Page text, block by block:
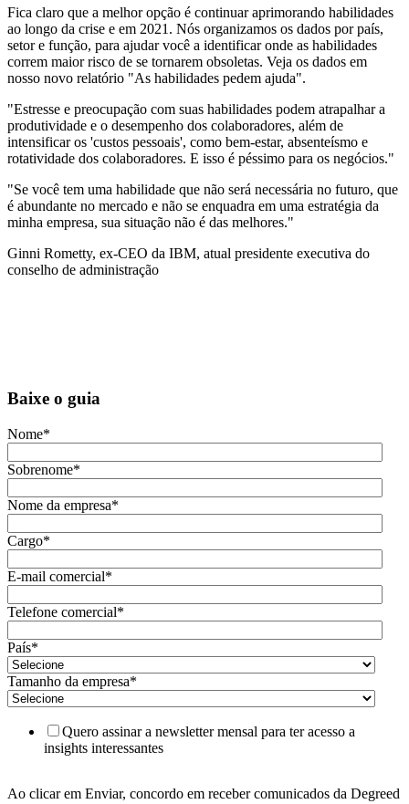
Fica claro que a melhor opção é continuar aprimorando habilidades
ao longo da crise e em 2021. Nós organizamos os dados por país,
setor e função, para ajudar você a identificar onde as habilidades
correm maior risco de se tornarem obsoletas. Veja os dados em
nosso novo relatório "As habilidades pedem ajuda".
"Estresse e preocupação com suas habilidades podem atrapalhar a
produtividade e o desempenho dos colaboradores, além de
intensificar os 'custos pessoais', como bem-estar, absenteísmo e
rotatividade dos colaboradores. E isso é péssimo para os negócios."
"Se você tem uma habilidade que não será necessária no futuro, que
é abundante no mercado e não se enquadra em uma estratégia da
minha empresa, sua situação não é das melhores."
Ginni Rometty, ex-CEO da IBM, atual presidente executiva do
conselho de administração
Baixe o guia
Nome*
Sobrenome*
Nome da empresa*
Cargo*
E-mail comercial*
Telefone comercial*
País*
Tamanho da empresa*
Quero assinar a newsletter mensal para ter acesso a
insights interessantes
Ao clicar em Enviar, concordo em receber comunicados da Degreed